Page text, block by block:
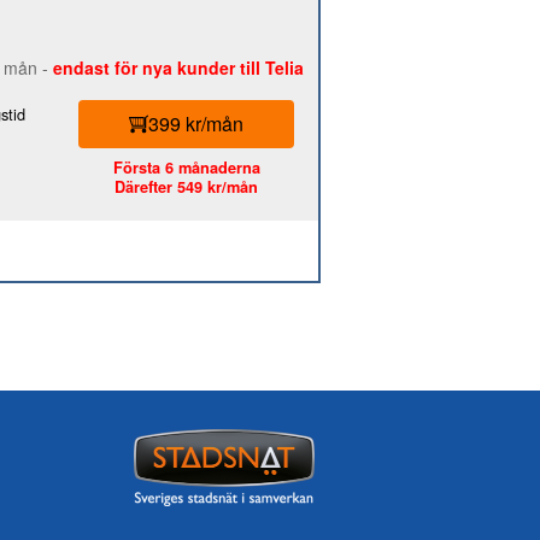
- endast för nya kunder till Telia
399 kr/mån
Första 6 månaderna
Därefter 549 kr/mån